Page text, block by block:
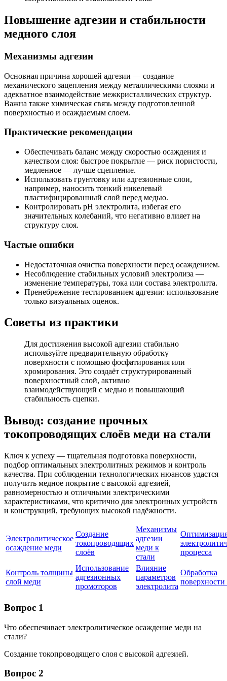
Повышение адгезии и стабильности
медного слоя
Механизмы адгезии
Основная причина хорошей адгезии — создание
механического зацепления между металлическими слоями и
адекватное взаимодействие межкристаллических структур.
Важна также химическая связь между подготовленной
поверхностью и осаждаемым слоем.
Практические рекомендации
Обеспечивать баланс между скоростью осаждения и
качеством слоя: быстрое покрытие — риск пористости,
медленное — лучше сцепление.
Использовать грунтовку или адгезионные слои,
например, наносить тонкий никелевый
пластифицированный слой перед медью.
Контролировать pH электролита, избегая его
значительных колебаний, что негативно влияет на
структуру слоя.
Частые ошибки
Недостаточная очистка поверхности перед осаждением.
Несоблюдение стабильных условий электролиза —
изменение температуры, тока или состава электролита.
Пренебрежение тестированием адгезии: использование
только визуальных оценок.
Советы из практики
Для достижения высокой адгезии стабильно
используйте предварительную обработку
поверхности с помощью фосфатирования или
хромирования. Это создаёт структурированный
поверхностный слой, активно
взаимодействующий с медью и повышающий
стабильность сцепки.
Вывод: создание прочных
токопроводящих слоёв меди на стали
Ключ к успеху — тщательная подготовка поверхности,
подбор оптимальных электролитных режимов и контроль
качества. При соблюдении технологических нюансов удастся
получить медное покрытие с высокой адгезией,
равномерностью и отличными электрическими
характеристиками, что критично для электронных устройств
и конструкций, требующих высокой надёжности.
Электролитическое
осаждение меди
Создание
токопроводящих
слоёв
Механизмы
адгезии
меди к
стали
процесса
Контроль толщины
слой меди
Использование
адгезионных
промоторов
Влияние
параметров
электролита
Обработка
поверхности
Вопрос 1
Что обеспечивает электролитическое осаждение меди на
стали?
Создание токопроводящего слоя с высокой адгезией.
Вопрос 2